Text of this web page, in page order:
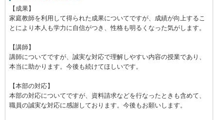
【成果】
家庭教師を利用して得られた成果についてですが、成績が向上するこ
とにより本人も学力に自信がつき、性格も明るくなった気がします。
【講師】
講師についてですが、誠実な対応で理解しやすい内容の授業であり、
本当に助かります。今後も続けてほしいです。
【本部の対応】
本部の対応についてですが、資料請求などを行なったときも含めて、
職員の誠実な対応に感謝しております。今後もお願いします。